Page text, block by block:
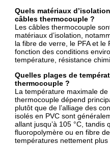
Quels matériaux
câbles thermocouple ?
Les câbles thermocouple
matériaux d’isolation,
la fibre de verre, le PFA et le
fonction des conditions
température, résistance
Quelles plages de
thermocouple ?
La température maximale
thermocouple dépend
plutôt que de l’alliage des
isolés en PVC sont
allant jusqu’à 105 °C, tandis
fluoropolymère ou en fibre
températures nettement plus